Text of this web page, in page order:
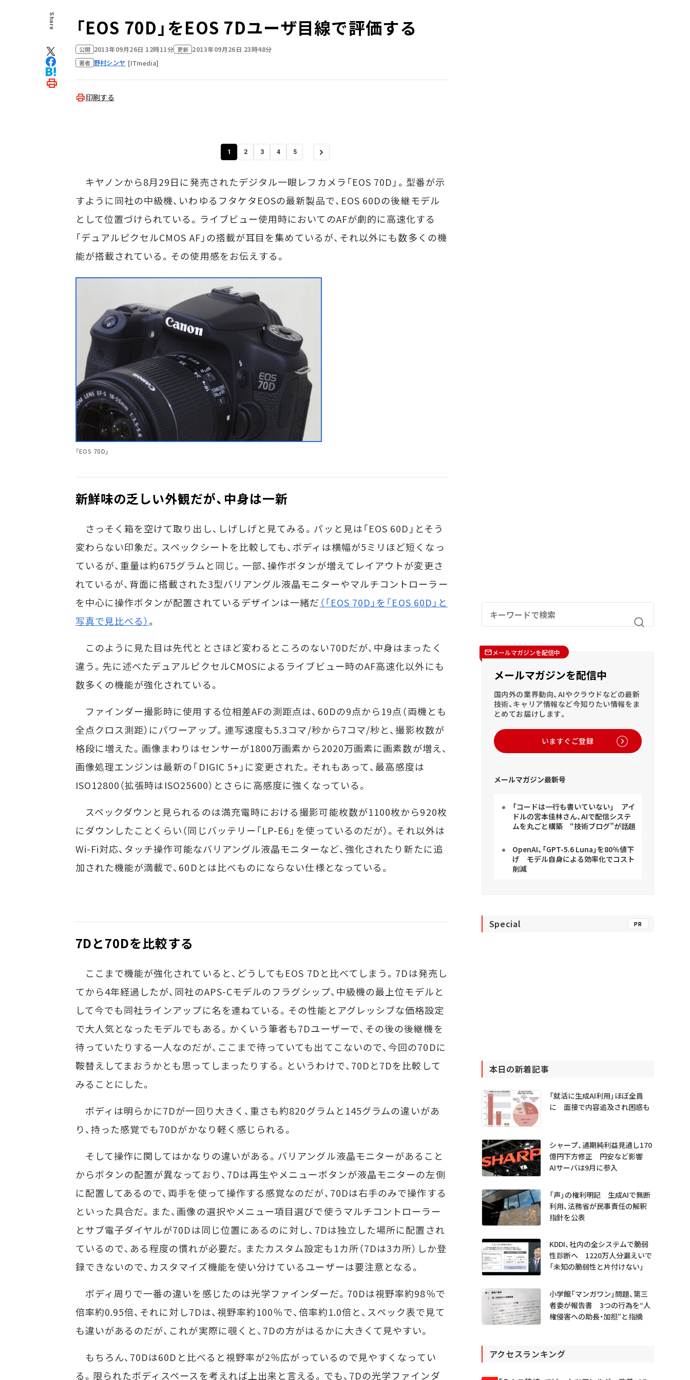
Share 「EOS 70D」をEOS 7Dユーザ目線で評価する
公開 2013年09月26日 12時11分 更新 2013年09月26日 23時48分
著者 野村シンヤ [ITmedia]
印刷する
1 2 3 4 5
キヤノンから8月29日に発売されたデジタル一眼レフカメラ「EOS 70D」。型番が示
すように同社の中級機、いわゆるフタケタEOSの最新製品で、EOS 60Dの後継モデル
として位置づけられている。ライブビュー使用時においてのAFが劇的に高速化する
「デュアルピクセルCMOS AF」の搭載が耳目を集めているが、それ以外にも数多くの機
能が搭載されている。その使用感をお伝えする。
「EOS 70D」
新鮮味の乏しい外観だが、中身は一新
さっそく箱を空けて取り出し、しげしげと見てみる。パッと見は「EOS 60D」とそう
変わらない印象だ。スペックシートを比較しても、ボディは横幅が5ミリほど短くなっ
ているが、重量は約675グラムと同じ。一部、操作ボタンが増えてレイアウトが変更さ
れているが、背面に搭載された3型バリアングル液晶モニターやマルチコントローラー
を中心に操作ボタンが配置されているデザインは一緒だ （「EOS 70D」を「EOS 60D」と
写真で見比べる）。
このように見た目は先代ととさほど変わるところのない70Dだが、中身はまったく
違う。先に述べたデュアルピクセルCMOSによるライブビュー時のAF高速化以外にも
数多くの機能が強化されている。
ファインダー撮影時に使用する位相差AFの測距点は、60Dの9点から19点（両機とも
全点クロス測距）にパワーアップ。連写速度も5.3コマ/秒から7コマ/秒と、撮影枚数が
格段に増えた。画像まわりはセンサーが1800万画素から2020万画素に画素数が増え、
画像処理エンジンは最新の「DIGIC 5+」に変更された。それもあって、最高感度は
ISO12800（拡張時はISO25600）とさらに高感度に強くなっている。
スペックダウンと見られるのは満充電時における撮影可能枚数が1100枚から920枚
にダウンしたことくらい（同じバッテリー「LP-E6」を使っているのだが）。それ以外は
Wi-Fi対応、タッチ操作可能なバリアングル液晶モニターなど、強化されたり新たに追
加された機能が満載で、60Dとは比べものにならない仕様となっている。
7Dと70Dを比較する
ここまで機能が強化されていると、どうしてもEOS 7Dと比べてしまう。7Dは発売し
てから4年経過したが、同社のAPS-Cモデルのフラグシップ、中級機の最上位モデルと
して今でも同社ラインアップに名を連ねている。その性能とアグレッシブな価格設定
で大人気となったモデルでもある。かくいう筆者も7Dユーザーで、その後の後継機を
待っていたりする一人なのだが、ここまで待っていても出てこないので、今回の70Dに
鞍替えしてまおうかとも思ってしまったりする。というわけで、70Dと7Dを比較して
みることにした。
ボディは明らかに7Dが一回り大きく、重さも約820グラムと145グラムの違いがあ
り、持った感覚でも70Dがかなり軽く感じられる。
そして操作に関してはかなりの違いがある。バリアングル液晶モニターがあること
からボタンの配置が異なっており、7Dは再生やメニューボタンが液晶モニターの左側
に配置してあるので、両手を使って操作する感覚なのだが、70Dは右手のみで操作する
といった具合だ。また、画像の選択やメニュー項目選びで使うマルチコントローラー
とサブ電子ダイヤルが70Dは同じ位置にあるのに対し、7Dは独立した場所に配置され
ているので、ある程度の慣れが必要だ。またカスタム設定も1カ所（7Dは3カ所）しか登
録できないので、カスタマイズ機能を使い分けているユーザーは要注意となる。
ボディ周りで一番の違いを感じたのは光学ファインダーだ。70Dは視野率約98％で
倍率約0.95倍、それに対し7Dは、視野率約100％で、倍率約1.0倍と、スペック表で見て
も違いがあるのだが、これが実際に覗くと、7Dの方がはるかに大きくて見やすい。
もちろん、70Dは60Dと比べると視野率が2％広がっているので見やすくなってい
る。限られたボディスペースを考えれば上出来と言える。でも、7Dの光学ファインダ
メールマガジンを配信中
メールマガジンを配信中
国内外の業界動向、AIやクラウドなどの最新
技術、キャリア情報など今知りたい情報をま
とめてお届けします。
いますぐご登録
メールマガジン最新号
「コードは一行も書いていない」 アイ
ドルの宮本佳林さん、AIで配信システ
ムを丸ごと構築 “技術ブログ”が話題
OpenAI、「GPT-5.6 Luna」を80％値下
げ モデル自身による効率化でコスト
削減
Special PR
本日の新着記事
「就活に生成AI利用」ほぼ全員
に 面接で内容追及され困惑も
シャープ、通期純利益見通し170
億円下方修正 円安など影響
AIサーバは9月に参入
「声」の権利明記 生成AIで無断
利用、法務省が民事責任の解釈
指針を公表
KDDI、社内の全システムで脆弱
性診断へ 1220万人分漏えいで
「未知の脆弱性と片付けない」
小学館「マンガワン」問題、第三
者委が報告書 3つの行為を“人
権侵害への助長・加担”と指摘
アクセスランキング